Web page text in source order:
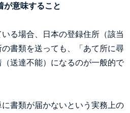
が意味すること
る場合、日本の登録住所（該当
書類を送っても、「あて所に尋
送達不能）になるのが一般的で
書類が届かないという実務上の